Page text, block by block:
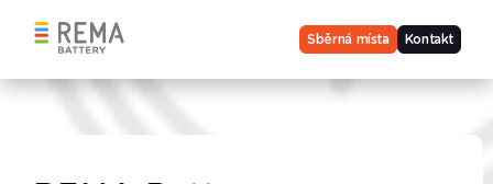
Sběrná místa Kontakt